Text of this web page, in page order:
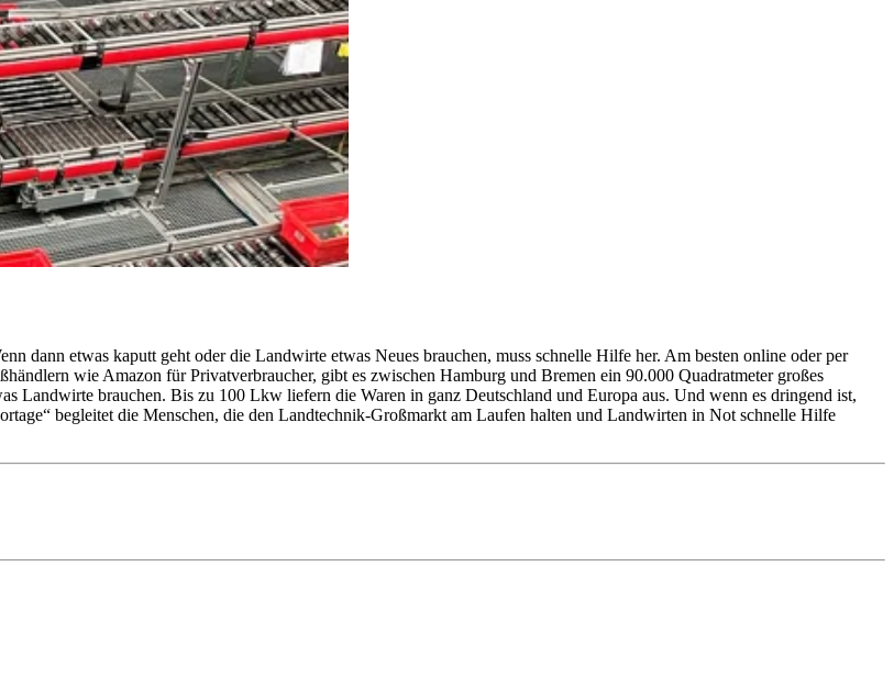
dann etwas kaputt geht oder die Landwirte etwas Neues brauchen, muss schnelle Hilfe her. Am besten online oder per
wie Amazon für Privatverbraucher, gibt es zwischen Hamburg und Bremen ein 90.000 Quadratmeter großes
Landwirte brauchen. Bis zu 100 Lkw liefern die Waren in ganz Deutschland und Europa aus. Und wenn es dringend ist,
begleitet die Menschen, die den Landtechnik-Großmarkt am Laufen halten und Landwirten in Not schnelle Hilfe